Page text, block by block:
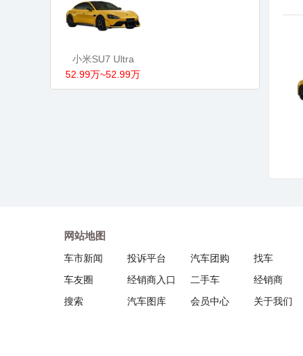
小米SU7 Ultra
52.99万~52.99万
网站地图
车市新闻 投诉平台 汽车团购
找车
车友圈
经销商入口 二手车
经销商
搜索
汽车图库 会员中心 关于我们